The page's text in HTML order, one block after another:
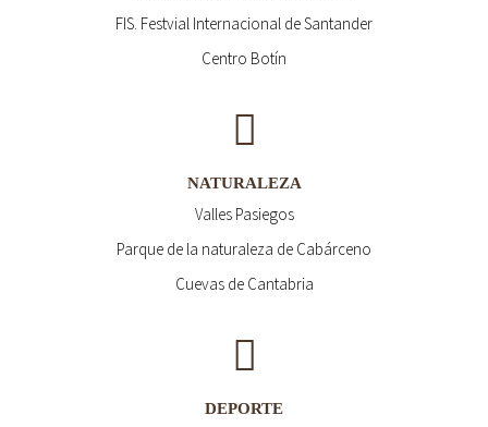
FIS. Festvial Internacional de Santander
Centro Botín
NATURALEZA
Valles Pasiegos
Parque de la naturaleza de Cabárceno
Cuevas de Cantabria
DEPORTE